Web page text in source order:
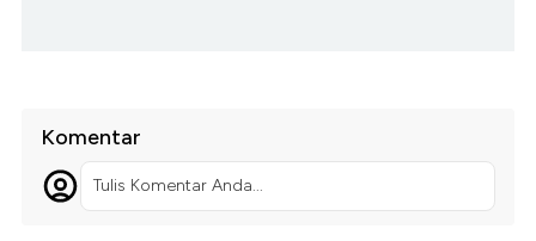
Komentar
Tulis Komentar Anda...